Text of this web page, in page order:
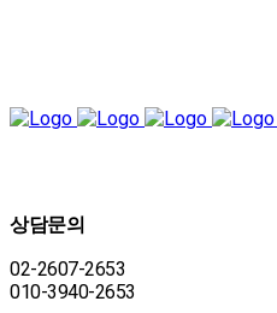
상담문의
02-2607-2653
010-3940-2653